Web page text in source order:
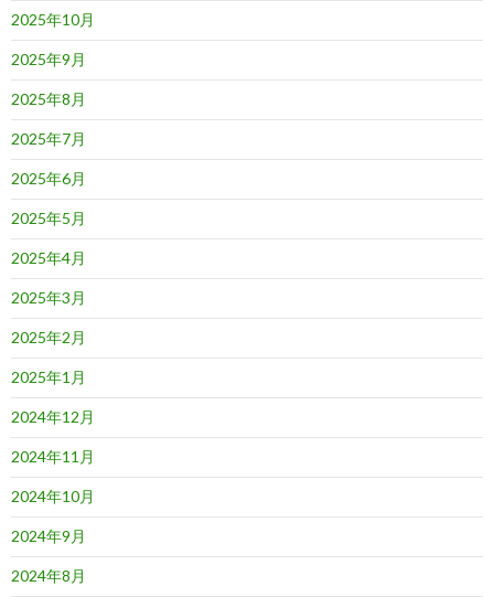
2025年10月
2025年9月
2025年8月
2025年7月
2025年6月
2025年5月
2025年4月
2025年3月
2025年2月
2025年1月
2024年12月
2024年11月
2024年10月
2024年9月
2024年8月